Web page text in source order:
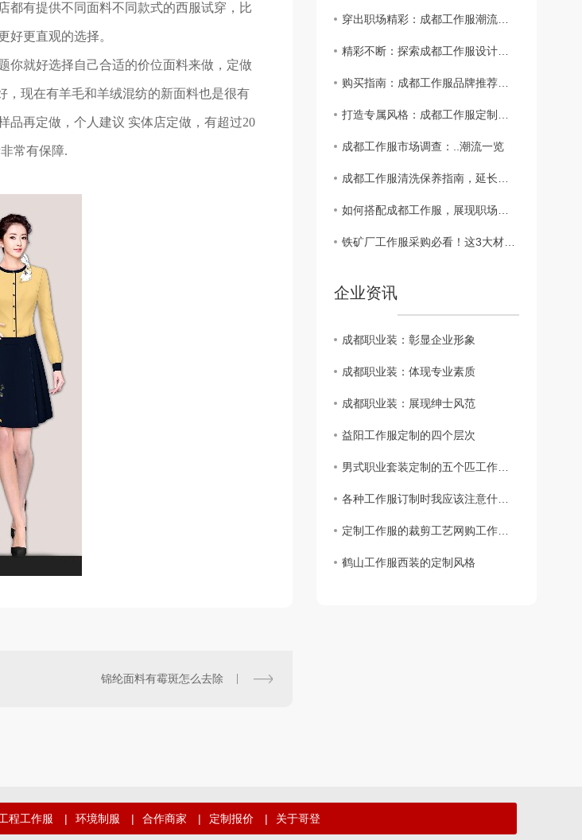
都有提供不同面料不同款式的西服试穿，比
好更直观的选择。
你就好选择自己合适的价位面料来做，定做
，现在有羊毛和羊绒混纺的新面料也是很有
品再定做，个人建议 实体店定做，有超过20
常有保障.
锦纶面料有霉斑怎么去除
穿出职场精彩：成都工作服潮流趋势分析
精彩不断：探索成都工作服设计师的创意..
购买指南：成都工作服品牌推荐大揭秘
打造专属风格：成都工作服定制攻略
成都工作服市场调查：..潮流一览
成都工作服清洗保养指南，延长使用寿命
如何搭配成都工作服，展现职场精彩
铁矿厂工作服采购必看！这3大材质误区，害了多少企业？?
企业资讯
成都职业装：彰显企业形象
成都职业装：体现专业素质
成都职业装：展现绅士风范
益阳工作服定制的四个层次
男式职业套装定制的五个匹工作服裙底配点
各种工作服订制时我应该注意什么？
定制工作服的裁剪工艺网购工作服要求
鹤山工作服西装的定制风格
程工作服 | 环境制服 | 合作商家 | 定制报价 | 关于哥登